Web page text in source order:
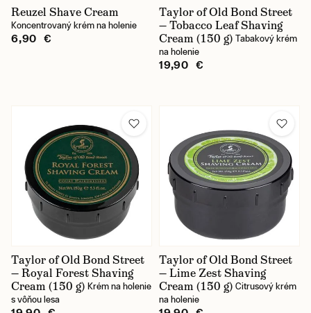
Reuzel Shave Cream
Koncentrovaný krém na holenie
6,90 €
Taylor of Old Bond Street
— Tobacco Leaf Shaving
Cream (150 g) Tabakový krém
na holenie
19,90 €
Taylor of Old Bond Street
— Royal Forest Shaving
Cream (150 g) Krém na holenie
s vôňou lesa
Taylor of Old Bond Street
— Lime Zest Shaving
Cream (150 g) Citrusový krém
na holenie